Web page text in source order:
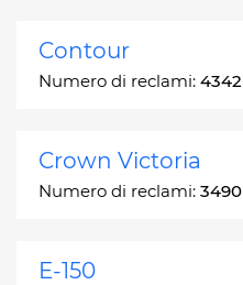
Contour
Numero di reclami: 4342
Crown Victoria
Numero di reclami: 3490
E-150